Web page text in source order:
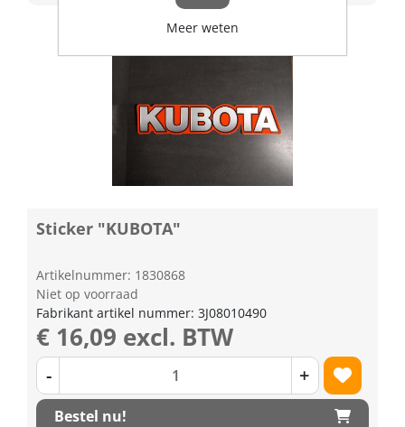
Sticker "KUBOTA"
Artikelnummer: 1830868
Niet op voorraad
Fabrikant artikel nummer: 3J08010490
€ 16,09 excl. BTW
- +
Bestel nu!
Meer weten